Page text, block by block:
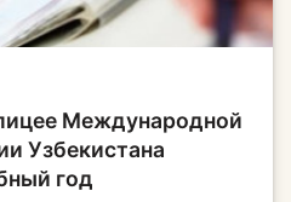
Международной
Узбекистана
год